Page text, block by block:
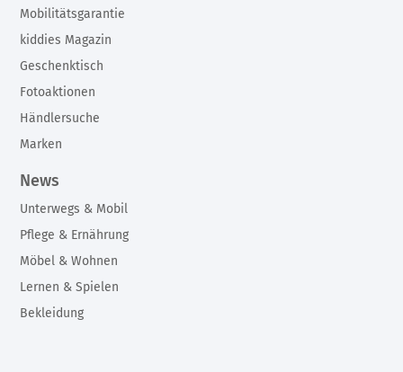
Mobilitätsgarantie
kiddies Magazin
Geschenktisch
Fotoaktionen
Händlersuche
Marken
News
Unterwegs & Mobil
Pflege & Ernährung
Möbel & Wohnen
Lernen & Spielen
Bekleidung